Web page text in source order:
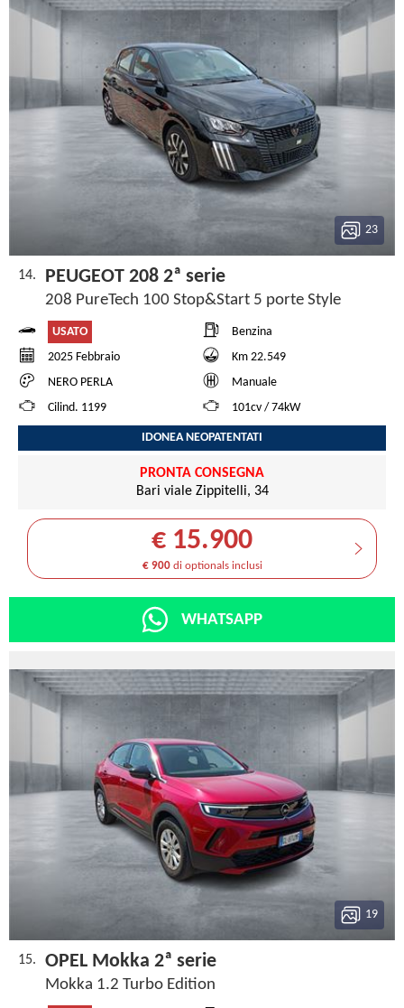
23
14. PEUGEOT 208 2ª serie
208 PureTech 100 Stop&Start 5 porte Style
USATO
Benzina
2025 Febbraio
Km 22.549
NERO PERLA
Manuale
Cilind. 1199
101cv / 74kW
IDONEA NEOPATENTATI
PRONTA CONSEGNA
Bari viale Zippitelli, 34
€ 15.900
€ 900di optionals inclusi
WHATSAPP
19
15. OPEL Mokka 2ª serie
Mokka 1.2 Turbo Edition